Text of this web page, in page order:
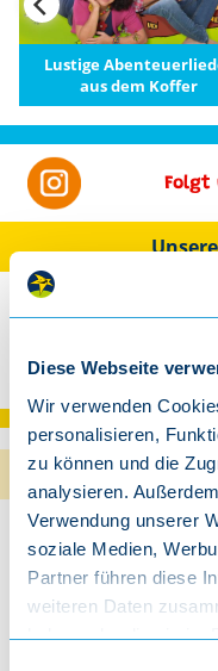
Diese Webseite
Wir verwenden
personalisieren,
zu können und die
analysieren.
Verwendung unserer
soziale Medien,
Partner führen diese
weiteren Daten
haben oder die sie im
Lustige
aus dem Koffer
Folgt
Newsletter
Fan werden